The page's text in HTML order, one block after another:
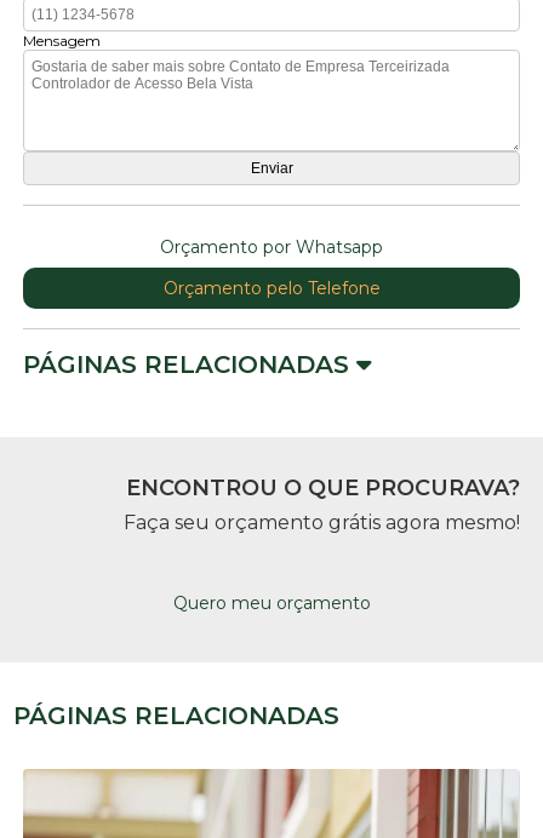
Mensagem
Orçamento por Whatsapp
Orçamento pelo Telefone
PÁGINAS RELACIONADAS
ENCONTROU O QUE PROCURAVA?
Faça seu orçamento grátis agora mesmo!
Quero meu orçamento
PÁGINAS RELACIONADAS